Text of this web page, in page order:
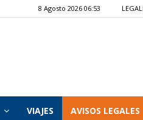
8 Agosto 2026 06:53
VIAJES AVISOS LEGALES